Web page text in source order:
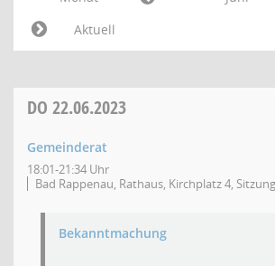
Aktuell
DO 22.06.2023
Gemeinderat
18:01-21:34 Uhr
Bad Rappenau, Rathaus, Kirchplatz 4,
Bekanntmachung